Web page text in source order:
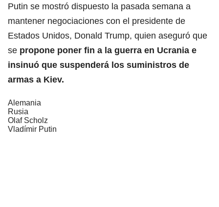
Putin se mostró dispuesto la pasada semana a
mantener negociaciones con el presidente de
Estados Unidos, Donald Trump, quien aseguró que
se propone poner fin a la guerra en Ucrania e
insinuó que suspenderá los suministros de
armas a Kiev.
Alemania
Rusia
Olaf Scholz
Vladímir Putin